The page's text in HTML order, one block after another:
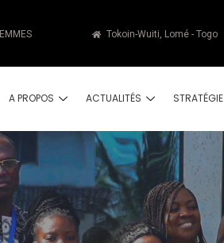
Tokoin-Wuiti, Lomé - Togo
A PROPOS ACTUALITÉS STRATÉGIE